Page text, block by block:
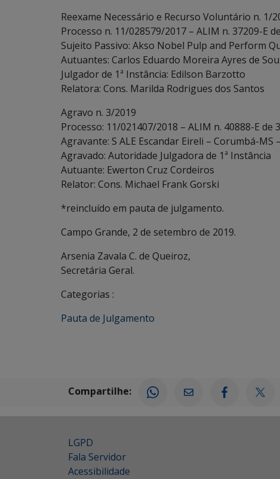
Reexame Necessário e Recurso Voluntário n. 1/
Processo n. 11/028579/2017 – ALIM n. 37209-E
Sujeito Passivo: Akso Nobel Pulp and Perform
Autuantes: Carlos Eduardo Moreira Ayres de
Julgador de 1ª Instância: Edilson Barzotto
Relatora: Cons. Marilda Rodrigues dos Santos
Agravo n. 3/2019
Processo: 11/021407/2018 – ALIM n. 40888-E de
Agravante: S ALE Escandar Eireli – Corumbá-MS
Agravado: Autoridade Julgadora de 1ª Instância
Autuante: Ewerton Cruz Cordeiros
Relator: Cons. Michael Frank Gorski
*reincluído em pauta de julgamento.
Campo Grande, 2 de setembro de 2019.
Arsenia Zavala C. de Queiroz,
Secretária Geral.
Categorias :
Pauta de Julgamento
Compartilhe:
LGPD
Fala Servidor
Acessibilidade